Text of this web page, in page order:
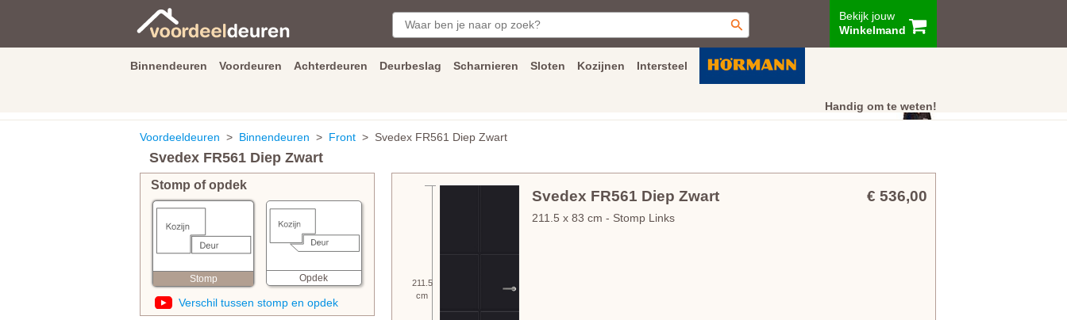
Bekijk jouw
Winkelmand
Binnendeuren Voordeuren Achterdeuren Deurbeslag Scharnieren Sloten Kozijnen Intersteel
Handig om te weten!
Klantenservice
Voordeeldeuren > Binnendeuren > Front > Svedex FR561 Diep Zwart
Svedex FR561 Diep Zwart
Stomp of opdek
Stomp Opdek
Verschil tussen stomp en opdek
211.5
cm
Svedex FR561 Diep Zwart € 536,00
211.5 x 83 cm - Stomp Links